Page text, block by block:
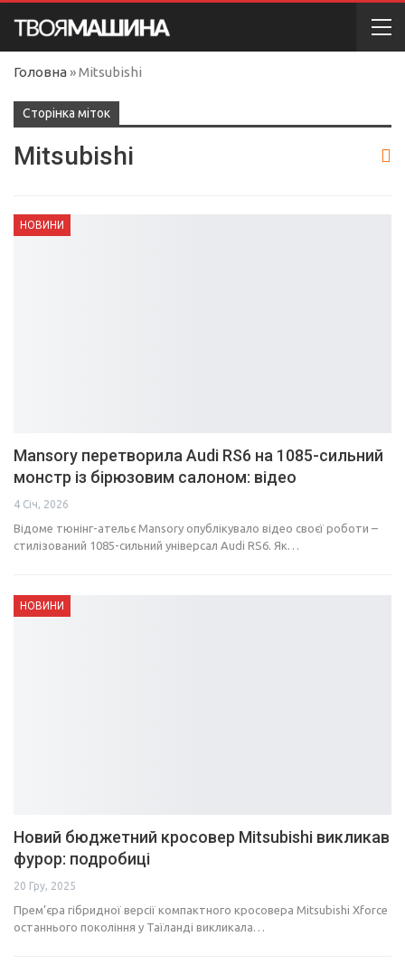
Головна »Mitsubishi
Сторінка міток
Mitsubishi
НОВИНИ
Mansory перетворила Audi RS6 на 1085-сильний
монстр із бірюзовим салоном: відео
4 Січ, 2026
Відоме тюнінг-ательє Mansory опублікувало відео своєї роботи –
стилізований 1085-сильний універсал Audi RS6. Як…
НОВИНИ
Новий бюджетний кросовер Mitsubishi викликав
фурор: подробиці
20 Гру, 2025
Прем’єра гібридної версії компактного кросовера Mitsubishi Xforce
останнього покоління у Таїланді викликала…